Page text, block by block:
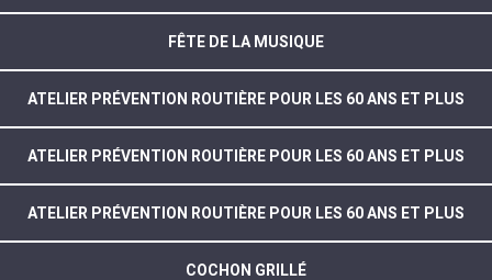
FÊTE DE LA MUSIQUE
ATELIER PRÉVENTION ROUTIÈRE POUR LES 60 ANS ET PLUS
ATELIER PRÉVENTION ROUTIÈRE POUR LES 60 ANS ET PLUS
ATELIER PRÉVENTION ROUTIÈRE POUR LES 60 ANS ET PLUS
COCHON GRILLÉ